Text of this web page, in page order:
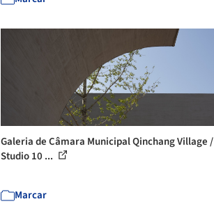
Galeria de Câmara Municipal Qinchang Village /
Studio 10 ...
Marcar